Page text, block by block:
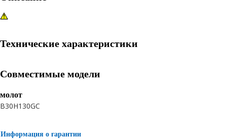
Технические характеристики
Совместимые модели
молот
B30H130GC
Информация о гарантии